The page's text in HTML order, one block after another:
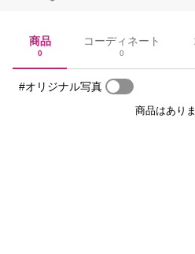
商品
0
コーディネート
0
#オリジナル写真
商品はあり